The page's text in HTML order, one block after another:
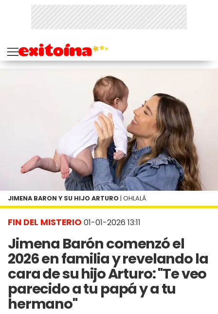
FIN DEL MISTERIO 01-01-2026 13:11
Jimena Barón comenzó el
2026 en familia y revelando la
cara de su hijo Arturo: "Te veo
parecido a tu papá y a tu
hermano"
JIMENA BARON Y SU HIJO ARTURO | OHLALÁ